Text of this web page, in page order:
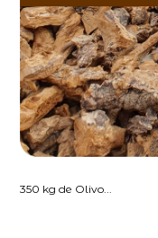
350 kg de Olivo...